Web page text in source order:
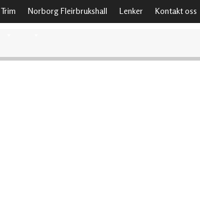
Trim Norborg Fleirbrukshall Lenker Kontakt oss